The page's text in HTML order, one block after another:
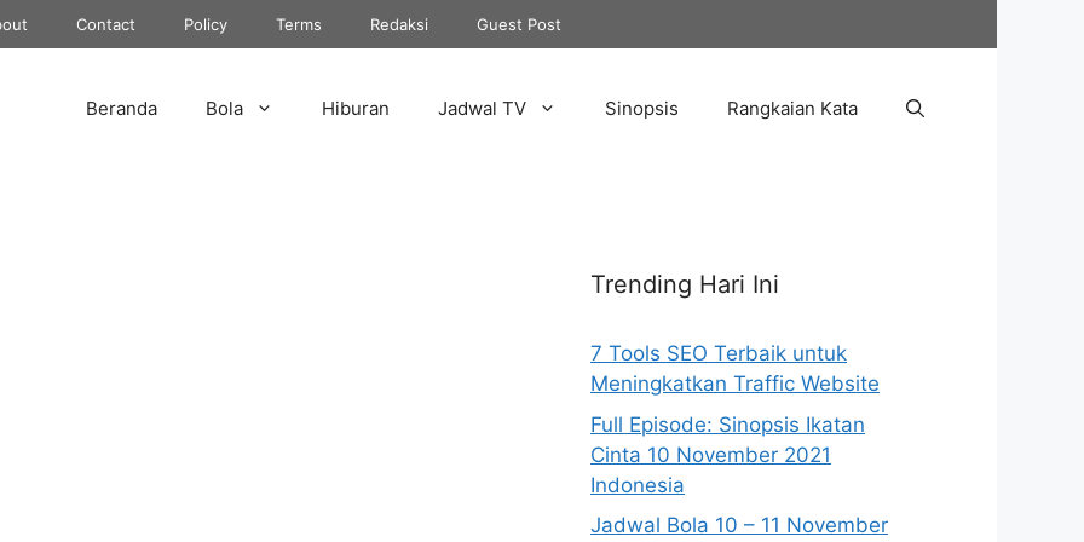
Contact Policy Terms Redaksi Guest Post
Beranda Bola Hiburan Jadwal TV Sinopsis Rangkaian Kata
Trending Hari Ini
7 Tools SEO Terbaik untuk
Meningkatkan Traffic Website
Full Episode: Sinopsis Ikatan
Cinta 10 November 2021
Indonesia
Jadwal Bola 10 – 11 November